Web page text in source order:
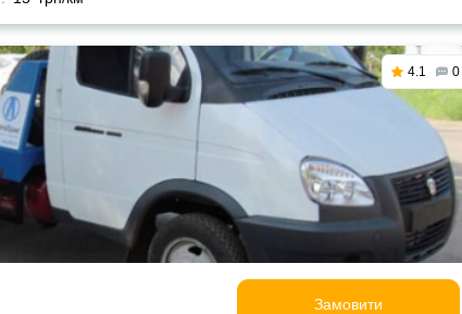
4.1 0
Замовити